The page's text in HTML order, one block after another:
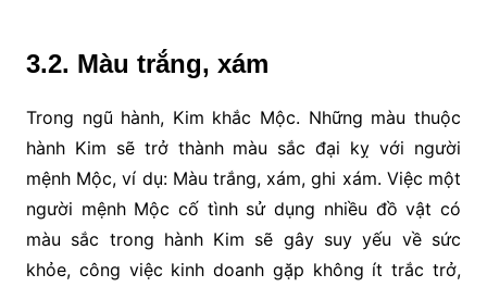
3.2. Màu trắng, xám
Trong ngũ hành, Kim khắc Mộc. Những màu thuộc
hành Kim sẽ trở thành màu sắc đại kỵ với người
mệnh Mộc, ví dụ: Màu trắng, xám, ghi xám. Việc một
người mệnh Mộc cố tình sử dụng nhiều đồ vật có
màu sắc trong hành Kim sẽ gây suy yếu về sức
khỏe, công việc kinh doanh gặp không ít trắc trở,